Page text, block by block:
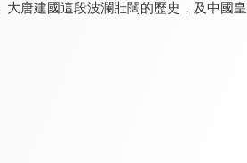
大唐建國這段波瀾壯闊的歷史，及中國